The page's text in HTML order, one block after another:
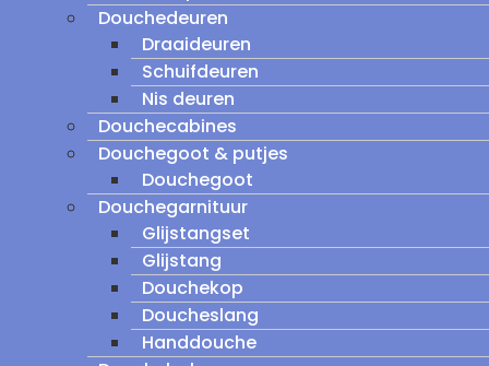
Douchedeuren
Draaideuren
Schuifdeuren
Nis deuren
Douchecabines
Douchegoot & putjes
Douchegoot
Douchegarnituur
Glijstangset
Glijstang
Douchekop
Doucheslang
Handdouche